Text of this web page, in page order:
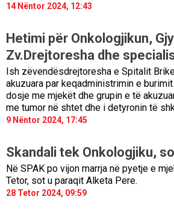
14 Nëntor 2024, 12:43
Hetimi për Onkologjikun,
Zv.Drejtoresha dhe
Ish zëvendësdrejtoresha e Spitalit
akuzuara par keqadministrimin e
dosje me mjekët dhe grupin e të
me tumor në shtet dhe i detyronin të
9 Nëntor 2024, 17:45
Skandali tek Onkologjiku,
Në SPAK po vijon marrja në pyetje e
Tetor, sot u paraqit Alketa Pere.
28 Tetor 2024, 09:59